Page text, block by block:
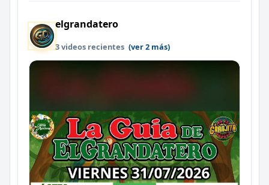
elgrandatero
3 videos recientes (ver 2 más)